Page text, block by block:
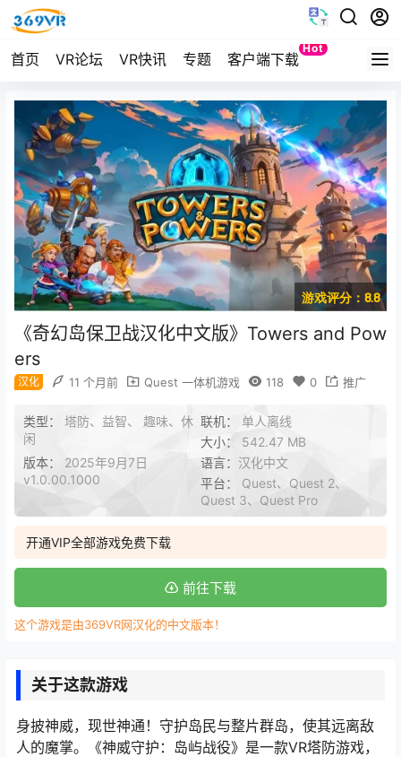
首页 VR论坛 VR快讯 专题 客户端下载
Hot
Quest
游戏评分：8.8
《奇幻岛保卫战汉化中文版》Towers and Pow
ers
汉化 11 个月前 Quest 一体机游戏 118 0 推广
类型： 塔防、益智、 趣味、休
闲
联机： 单人离线
大小： 542.47 MB
版本： 2025年9月7日
v1.0.00.1000
语言： 汉化中文
平台： Quest、Quest 2、
Quest 3、Quest Pro
开通VIP全部游戏免费下载
前往下载
这个游戏是由369VR网汉化的中文版本！
关于这款游戏
身披神威，现世神通！守护岛民与整片群岛，使其远离敌
人的魔掌。《神威守护：岛屿战役》是一款VR塔防游戏，